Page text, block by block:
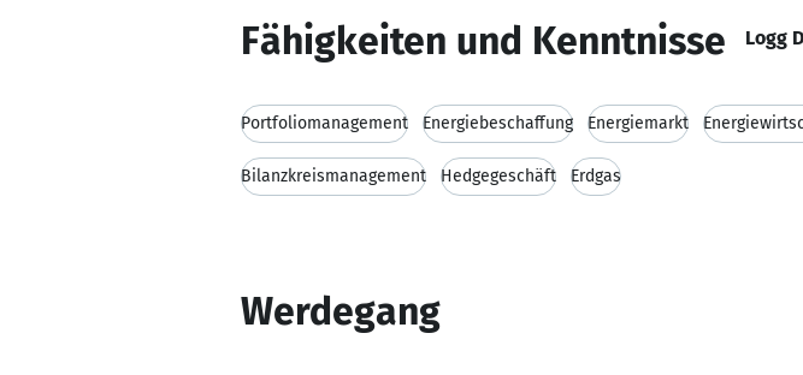
Fähigkeiten und Kenntnisse Logg
Portfoliomanagement Energiebeschaffung Energiemarkt
Bilanzkreismanagement Hedgegeschäft Erdgas
Werdegang